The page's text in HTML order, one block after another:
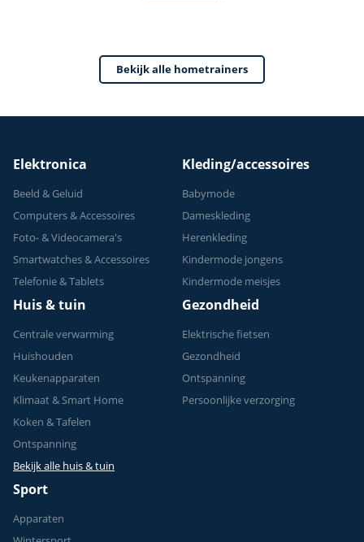
Bekijk alle hometrainers
Elektronica
Beeld & Geluid
Computers & Accessoires
Foto- & Videocamera's
Smartwatches & Accessoires
Telefonie & Tablets
Kleding/accessoires
Babymode
Dameskleding
Herenkleding
Kindermode jongens
Kindermode meisjes
Huis & tuin
Centrale verwarming
Huishouden
Keukenapparaten
Klimaat & Smart Home
Koken & Tafelen
Ontspanning
Bekijk alle huis & tuin
Gezondheid
Elektrische fietsen
Gezondheid
Ontspanning
Persoonlijke verzorging
Sport
Apparaten